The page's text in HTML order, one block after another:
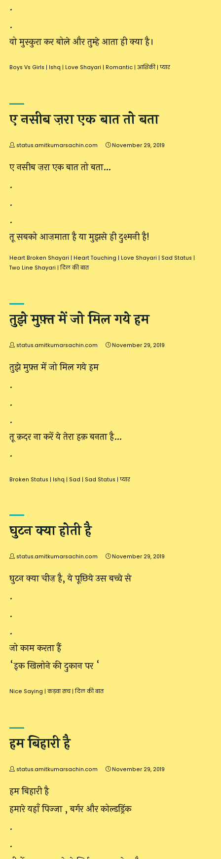
.
.
वो मुस्कुरा कर बोले और तुम्हे आता ही क्या है।
Boys Vs Girls | Ishq | Love Shayari | Romantic | आशिकी | प्यार
ए नसीब ज़रा एक बात तो बता
status.amitkumarsachin.com November 29, 2019
ए नसीब ज़रा एक बात तो बता…
.
.
.
तू सबको आज़माता है या मुझसे ही दुश्मनी है!
Heart Broken Shayari | Heart Touching | Love Shayari | Sad Status |
Two Line Shayari | दिल की बात
तुझे मुफ़्त में जो मिल गये हम
status.amitkumarsachin.com November 29, 2019
तुझे मुफ़्त में जो मिल गये हम
.
.
.
तू क़दर ना करें ये तेरा हक़ बनता है…
.
Broken Status | Ishq | Sad | Sad Status | प्यार
घुटन क्या होती है
status.amitkumarsachin.com November 29, 2019
घुटन क्या चीज़ है, ये पूछिये उस बच्चे से
.
.
.
जो काम करता हैं
“इक खिलोने की दुकान पर “
Nice Saying कड़वा सच दिल की बात
हम बिहारी है
status.amitkumarsachin.com November 29, 2019
हम बिहारी है
हमारे यहाँ पिज्जा , बर्गर और कोल्डड्रिंक
.
.